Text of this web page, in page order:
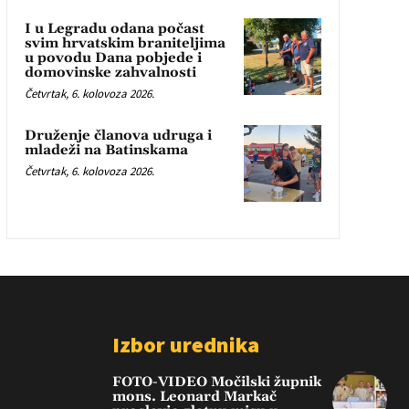
I u Legradu odana počast
svim hrvatskim braniteljima
u povodu Dana pobjede i
domovinske zahvalnosti
Četvrtak, 6. kolovoza 2026.
Druženje članova udruga i
mladeži na Batinskama
Četvrtak, 6. kolovoza 2026.
Izbor urednika
FOTO-VIDEO Močilski župnik
mons. Leonard Markač